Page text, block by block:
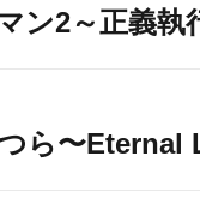
ン2～正義執
ら〜Eternal